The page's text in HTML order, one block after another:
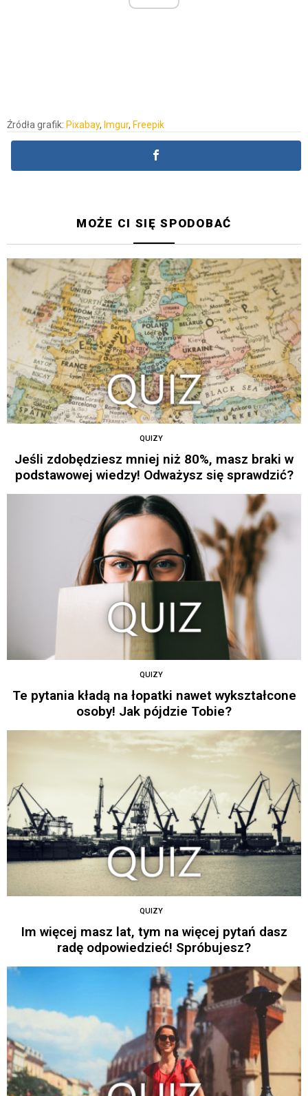
Źródła grafik: Pixabay, Imgur, Freepik
MOŻE CI SIĘ SPODOBAĆ
QUIZY
Jeśli zdobędziesz mniej niż 80%, masz braki w
podstawowej wiedzy! Odważysz się sprawdzić?
QUIZY
Te pytania kładą na łopatki nawet wykształcone
osoby! Jak pójdzie Tobie?
QUIZY
Im więcej masz lat, tym na więcej pytań dasz
radę odpowiedzieć! Spróbujesz?